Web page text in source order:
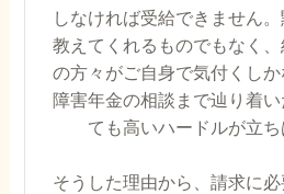
しなければ受給できません
教えてくれるものでもなく
の方々がご自身で気付くし
障害年金の相談まで辿り着
ても高いハードルが立ち
そうした理由から、請求に